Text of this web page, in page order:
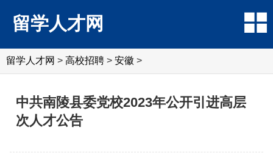
留学人才网
留学人才网 > 高校招聘 > 安徽 >
中共南陵县委党校2023年公开引进高层
次人才公告